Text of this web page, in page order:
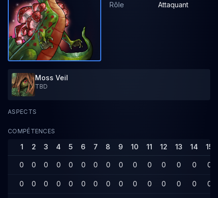
Rôle
Attaquant
Moss Veil
TBD
ASPECTS
COMPÉTENCES
1 2 3 4 5 6 7 8 9 10 11 12 13 14 15
0 0 0 0 0 0 0 0 0 0 0 0 0 0 0
0 0 0 0 0 0 0 0 0 0 0 0 0 0 0